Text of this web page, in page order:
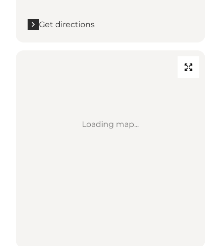
Get directions
Loading map...